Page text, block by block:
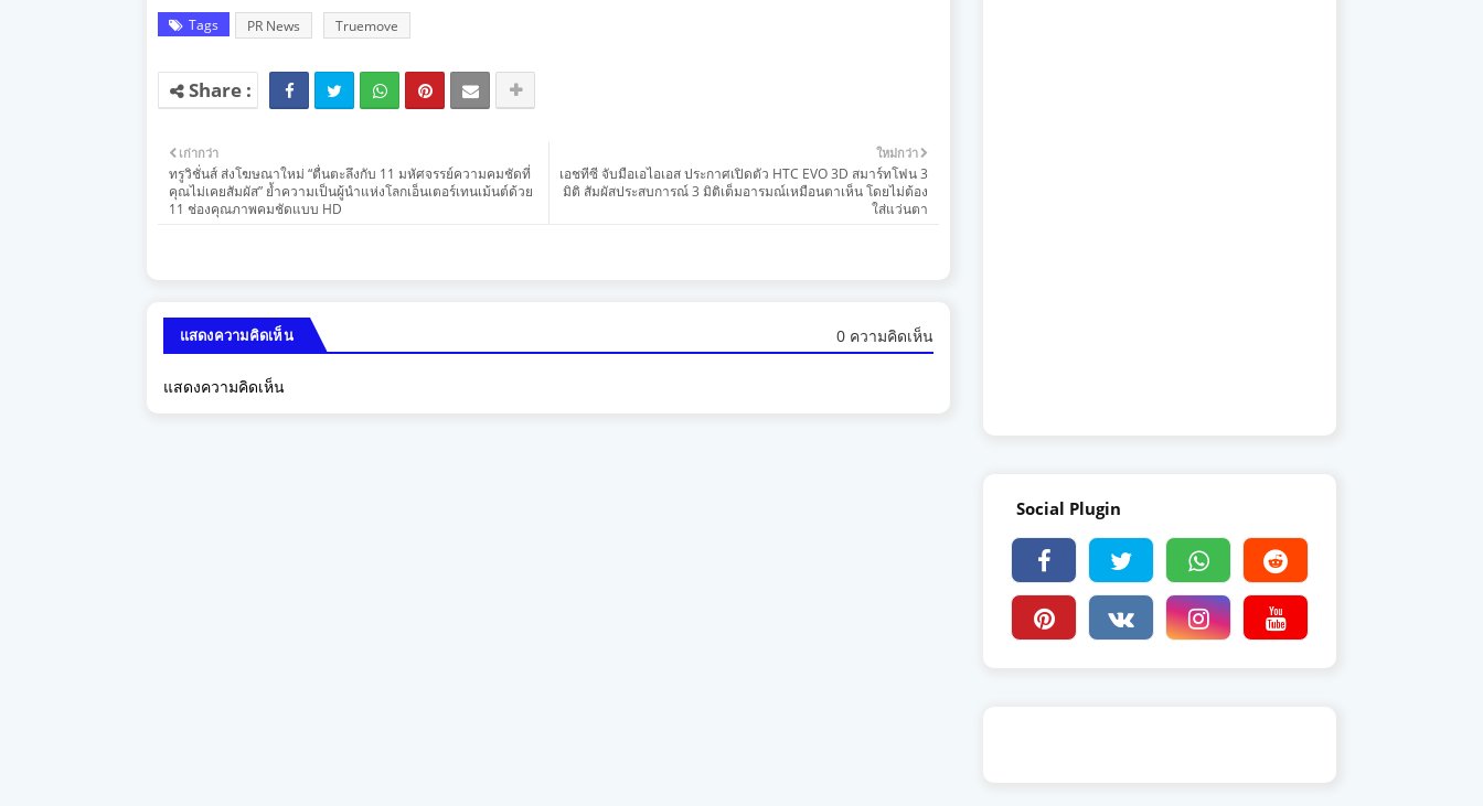
Tags PR News Truemove
ใหม่กว่า
เอชทีซี จับมือเอไอเอส ประกาศเปิดตัว HTC EVO 3D สมาร์ทโฟน 3
มิติ สัมผัสประสบการณ์ 3 มิติเต็มอารมณ์เหมือนตาเห็น โดยไม่ต้อง
ใส่แว่นตา
เก่ากว่า
ทรูวิชั่นส์ ส่งโฆษณาใหม่ “ตื่นตะลึงกับ 11 มหัศจรรย์ความคมชัดที่
คุณไม่เคยสัมผัส” ย้ำความเป็นผู้นำแห่งโลกเอ็นเตอร์เทนเม้นต์ด้วย
11 ช่องคุณภาพคมชัดแบบ HD
แสดงความคิดเห็น 0 ความคิดเห็น
แสดงความคิดเห็น
Social Plugin